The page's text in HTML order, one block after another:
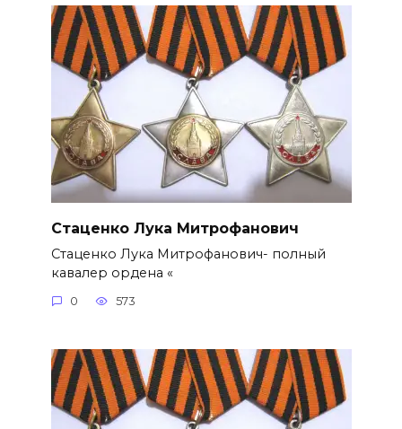
Стаценко Лука Митрофанович
Стаценко Лука Митрофанович- полный
кавалер ордена «
0 573